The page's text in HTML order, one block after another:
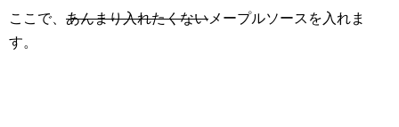
ここで、 あんまり入れたくない メープルソースを入れま
す。